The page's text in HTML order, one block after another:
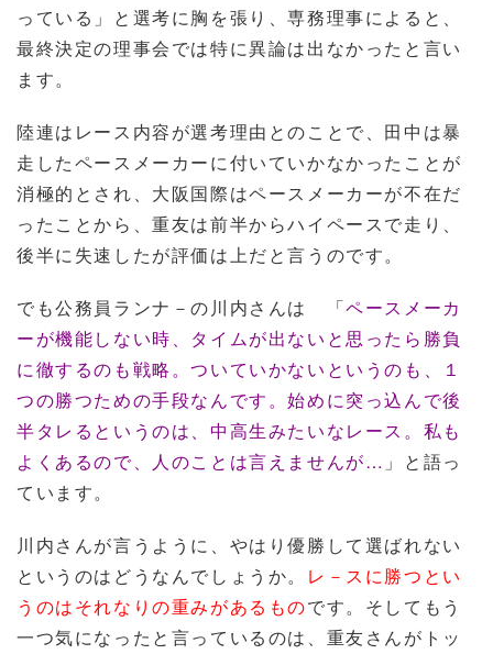
っている」と選考に胸を張り、専務理事によると、
最終決定の理事会では特に異論は出なかったと言い
ます。
陸連はレース内容が選考理由とのことで、田中は暴
走したペースメーカーに付いていかなかったことが
消極的とされ、大阪国際はペースメーカーが不在だ
ったことから、重友は前半からハイペースで走り、
後半に失速したが評価は上だと言うのです。
でも公務員ランナ－の川内さんは 「ペースメーカ
ーが機能しない時、タイムが出ないと思ったら勝負
に徹するのも戦略。ついていかないというのも、１
つの勝つための手段なんです。始めに突っ込んで後
半タレるというのは、中高生みたいなレース。私も
よくあるので、人のことは言えませんが… 」と語っ
ています。
川内さんが言うように、やはり優勝して選ばれない
というのはどうなんでしょうか。 レ－スに勝つとい
うのはそれなりの重みがあるものです。そしてもう
一つ気になったと言っているのは、重友さんがトッ